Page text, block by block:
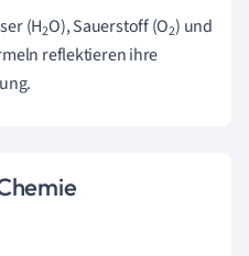
(H2O), Sauerstoff (O2) und
reflektieren ihre